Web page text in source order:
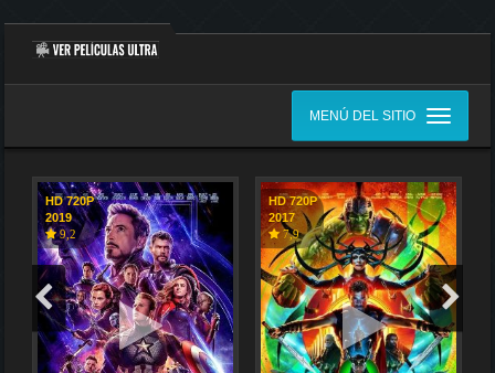
MENÚ DEL SITIO
HD 720P
2019
9,2
HD 720P
2017
7,9